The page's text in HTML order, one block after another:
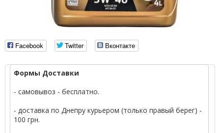
Facebook Twitter Вконтакте
Формы Доставки
- самовывоз - бесплатно.
- доставка по Днепру курьером (только правый берег) -
100 грн.